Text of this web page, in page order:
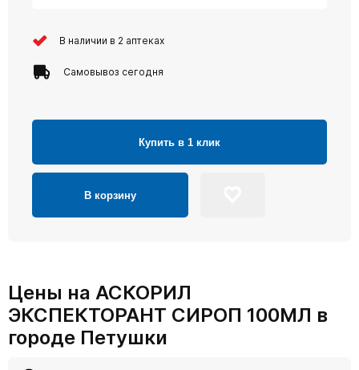
В наличии в 2 аптеках
Самовывоз сегодня
Купить в 1 клик
В корзину
Цены на АСКОРИЛ
ЭКСПЕКТОРАНТ СИРОП 100МЛ в
городе Петушки